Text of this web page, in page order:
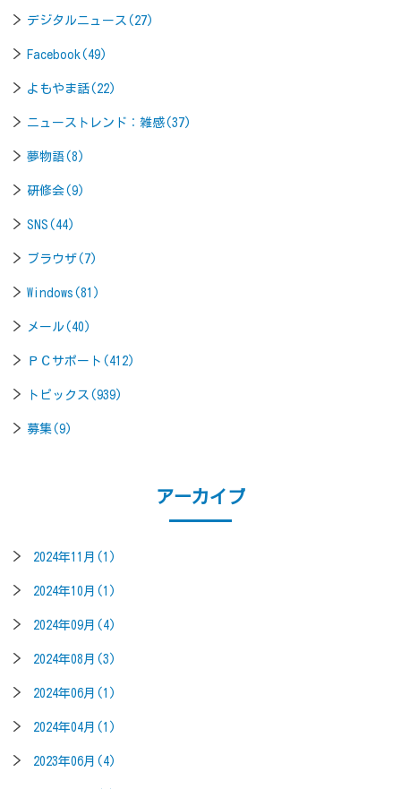
デジタルニュース(27)
Facebook(49)
よもやま話(22)
ニューストレンド：雑感(37)
夢物語(8)
研修会(9)
SNS(44)
ブラウザ(7)
Windows(81)
メール(40)
ＰＣサポート(412)
トピックス(939)
募集(9)
アーカイブ
2024年11月(1)
2024年10月(1)
2024年09月(4)
2024年08月(3)
2024年06月(1)
2024年04月(1)
2023年06月(4)